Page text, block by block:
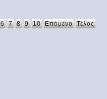
6 7 8 9 10 Επόμενο Τέλος